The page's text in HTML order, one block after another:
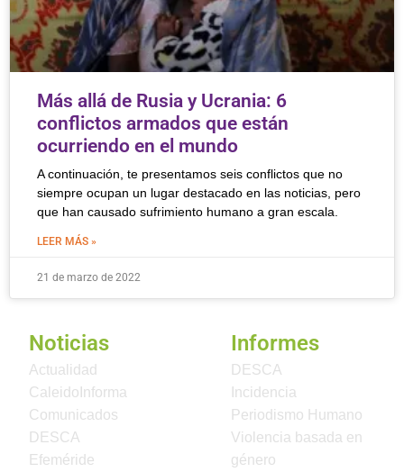
Más allá de Rusia y Ucrania: 6
conflictos armados que están
ocurriendo en el mundo
A continuación, te presentamos seis conflictos que no
siempre ocupan un lugar destacado en las noticias, pero
que han causado sufrimiento humano a gran escala.
LEER MÁS »
21 de marzo de 2022
Noticias
Actualidad
CaleidoInforma
Comunicados
DESCA
Efeméride
Informes
DESCA
Incidencia
Periodismo Humano
Violencia basada en
género